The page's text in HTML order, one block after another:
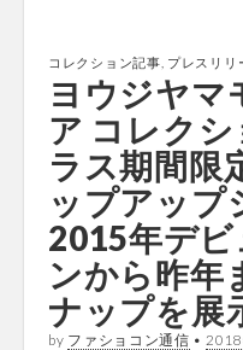
コレクション記事 プレスリリ
ヨウジヤマ
ア コレク
ラス期間限
ップアップ
2015年デビ
ンから昨年
ナップを展
by ファショコン通信 •